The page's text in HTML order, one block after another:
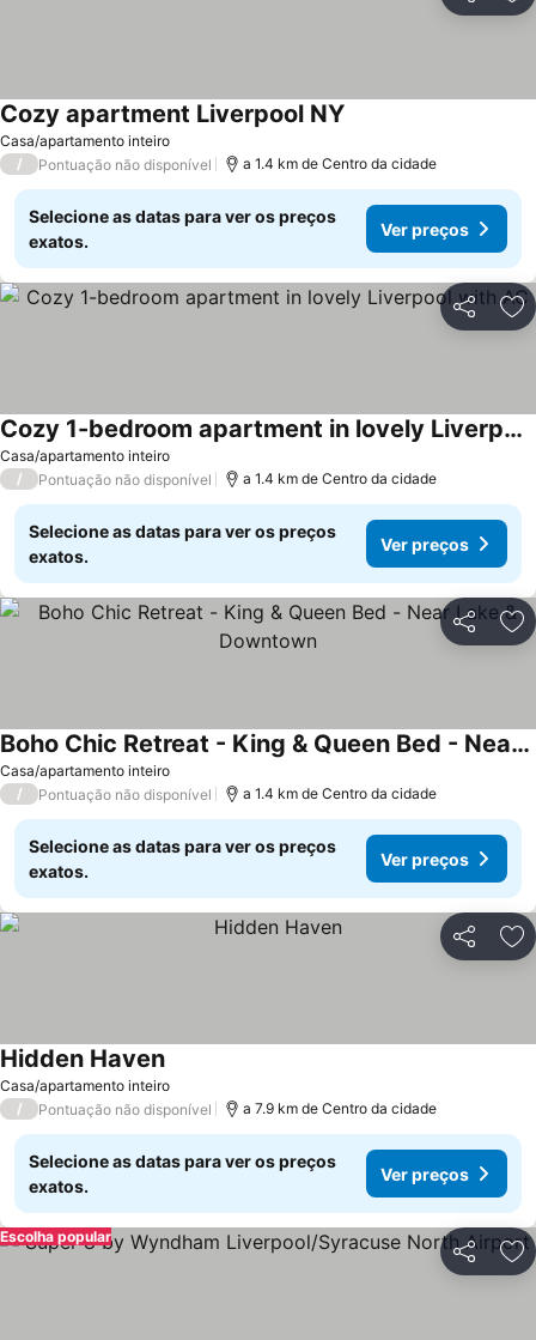
Casa/apartamento inteiro
Cozy apartment Liverpool NY
/ Pontuação não disponível a 1.4 km de Centro da cidade
Selecione as datas para ver os preços
exatos.
Ver preços
Partilhar
Casa/apartamento inteiro
Cozy 1-bedroom apartment in lovely Liverpool with AC
/ Pontuação não disponível a 1.4 km de Centro da cidade
Selecione as datas para ver os preços
exatos.
Ver preços
Partilhar
Casa/apartamento inteiro
Boho Chic Retreat - King & Queen Bed - Near Lake & Downtown
/ Pontuação não disponível a 1.4 km de Centro da cidade
Selecione as datas para ver os preços
exatos.
Ver preços
Partilhar
Casa/apartamento inteiro
Hidden Haven
/ Pontuação não disponível a 7.9 km de Centro da cidade
Selecione as datas para ver os preços
exatos.
Ver preços
Partilhar
Escolha popular